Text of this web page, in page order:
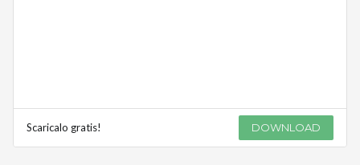
Scaricalo gratis! DOWNLOAD